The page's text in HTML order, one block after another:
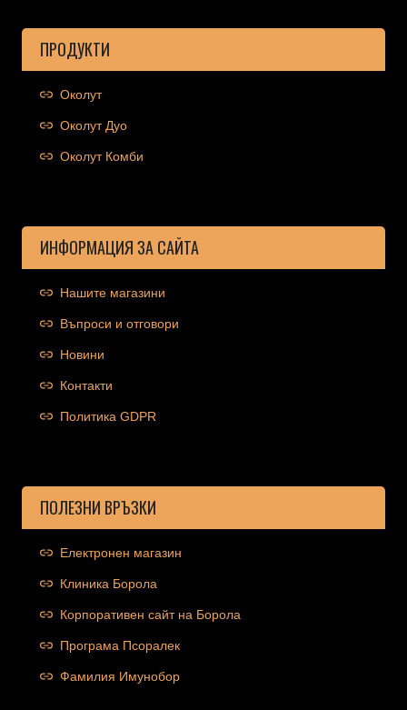
ПРОДУКТИ
Околут
Околут Дуо
Околут Комби
ИНФОРМАЦИЯ ЗА САЙТА
Нашите магазини
Въпроси и отговори
Новини
Контакти
Политика GDPR
ПОЛЕЗНИ ВРЪЗКИ
Електронен магазин
Клиника Борола
Корпоративен сайт на Борола
Програма Псоралек
Фамилия Имунобор